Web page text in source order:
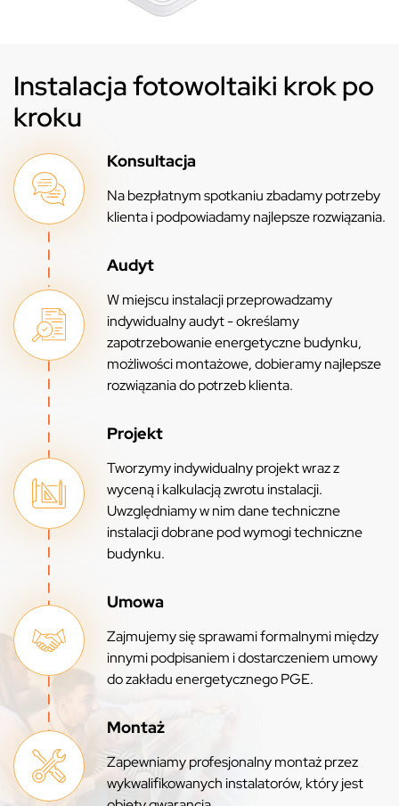
Instalacja fotowoltaiki krok po
kroku
Konsultacja
Na bezpłatnym spotkaniu zbadamy potrzeby
klienta i podpowiadamy najlepsze rozwiązania.
Audyt
W miejscu instalacji przeprowadzamy
indywidualny audyt - określamy
zapotrzebowanie energetyczne budynku,
możliwości montażowe, dobieramy najlepsze
rozwiązania do potrzeb klienta.
Projekt
Tworzymy indywidualny projekt wraz z
wyceną i kalkulacją zwrotu instalacji.
Uwzględniamy w nim dane techniczne
instalacji dobrane pod wymogi techniczne
budynku.
Umowa
Zajmujemy się sprawami formalnymi między
innymi podpisaniem i dostarczeniem umowy
do zakładu energetycznego PGE.
Montaż
Zapewniamy profesjonalny montaż przez
wykwalifikowanych instalatorów, który jest